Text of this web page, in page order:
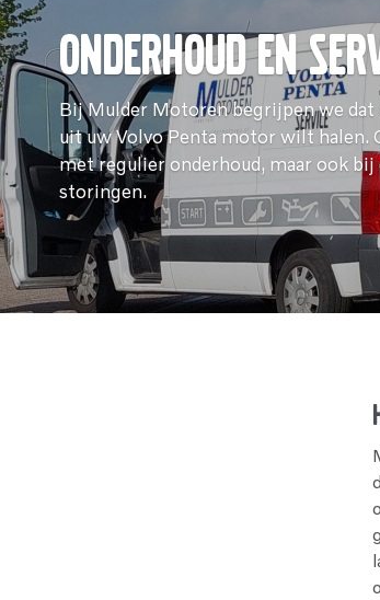
Onderhoud en
Bij Mulder Motoren begrijpen we
uit uw Volvo Penta motor wilt halen.
met regulier onderhoud, maar ook
storingen.